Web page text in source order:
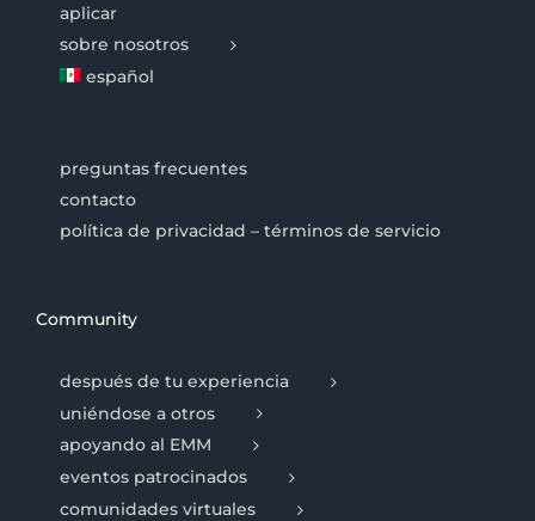
aplicar
sobre nosotros
español
preguntas frecuentes
contacto
política de privacidad – términos de servicio
Community
después de tu experiencia
uniéndose a otros
apoyando al EMM
eventos patrocinados
comunidades virtuales